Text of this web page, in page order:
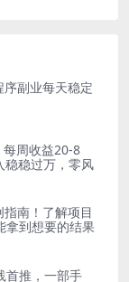
序副业每天稳定
每周收益20-8
稳稳过万，零风
指南！了解项目
拿到想要的结果
首推，一部手